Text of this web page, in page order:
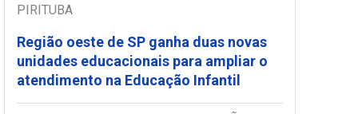
PIRITUBA
Região oeste de SP ganha duas novas
unidades educacionais para ampliar o
atendimento na Educação Infantil